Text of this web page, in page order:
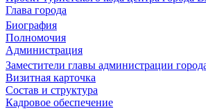
Глава города
Биография
Полномочия
Администрация
Заместители главы администрации
Визитная карточка
Состав и структура
Кадровое обеспечение